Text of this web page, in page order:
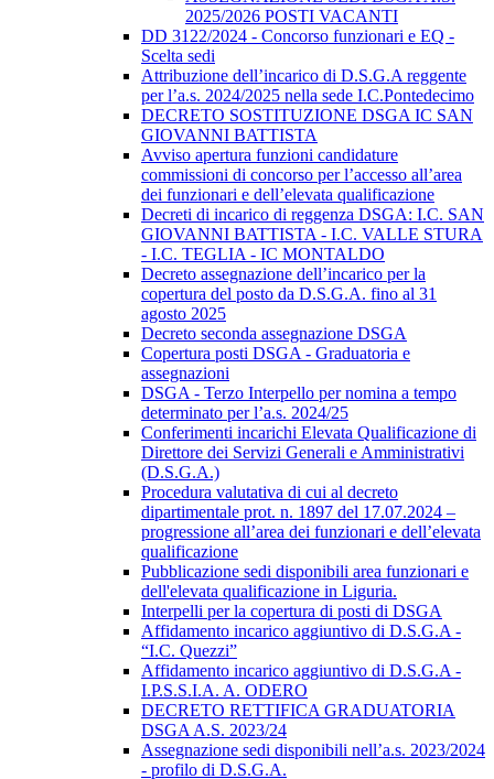
2025/2026 POSTI VACANTI
DD 3122/2024 - Concorso funzionari e EQ -
Scelta sedi
Attribuzione dell’incarico di D.S.G.A reggente
per l’a.s. 2024/2025 nella sede I.C.Pontedecimo
DECRETO SOSTITUZIONE DSGA IC SAN
GIOVANNI BATTISTA
Avviso apertura funzioni candidature
commissioni di concorso per l’accesso all’area
dei funzionari e dell’elevata qualificazione
Decreti di incarico di reggenza DSGA: I.C. SAN
GIOVANNI BATTISTA - I.C. VALLE STURA
- I.C. TEGLIA - IC MONTALDO
Decreto assegnazione dell’incarico per la
copertura del posto da D.S.G.A. fino al 31
agosto 2025
Decreto seconda assegnazione DSGA
Copertura posti DSGA - Graduatoria e
assegnazioni
DSGA - Terzo Interpello per nomina a tempo
determinato per l’a.s. 2024/25
Conferimenti incarichi Elevata Qualificazione di
Direttore dei Servizi Generali e Amministrativi
(D.S.G.A.)
Procedura valutativa di cui al decreto
dipartimentale prot. n. 1897 del 17.07.2024 –
progressione all’area dei funzionari e dell’elevata
qualificazione
Pubblicazione sedi disponibili area funzionari e
dell'elevata qualificazione in Liguria.
Interpelli per la copertura di posti di DSGA
Affidamento incarico aggiuntivo di D.S.G.A -
“I.C. Quezzi”
Affidamento incarico aggiuntivo di D.S.G.A -
I.P.S.S.I.A. A. ODERO
DECRETO RETTIFICA GRADUATORIA
DSGA A.S. 2023/24
Assegnazione sedi disponibili nell’a.s. 2023/2024
- profilo di D.S.G.A.